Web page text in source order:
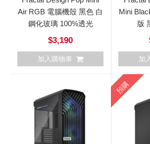
Air RGB 電腦機殼 黑色 白
鋼化玻璃 100%透光
$3,190
加入購物車
Mini
版
加
預購